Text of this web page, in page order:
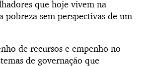
que hoje vivem na
pobreza sem perspectivas de um
de recursos e empenho no
de governação que